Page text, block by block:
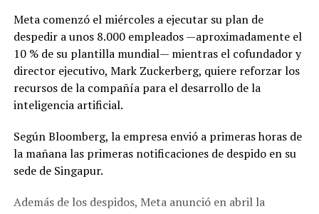
Meta comenzó el miércoles a ejecutar su plan de
despedir a unos 8.000 empleados —aproximadamente el
10 % de su plantilla mundial— mientras el cofundador y
director ejecutivo, Mark Zuckerberg, quiere reforzar los
recursos de la compañía para el desarrollo de la
inteligencia artificial.
Según Bloomberg, la empresa envió a primeras horas de
la mañana las primeras notificaciones de despido en su
sede de Singapur.
Además de los despidos, Meta anunció en abril la